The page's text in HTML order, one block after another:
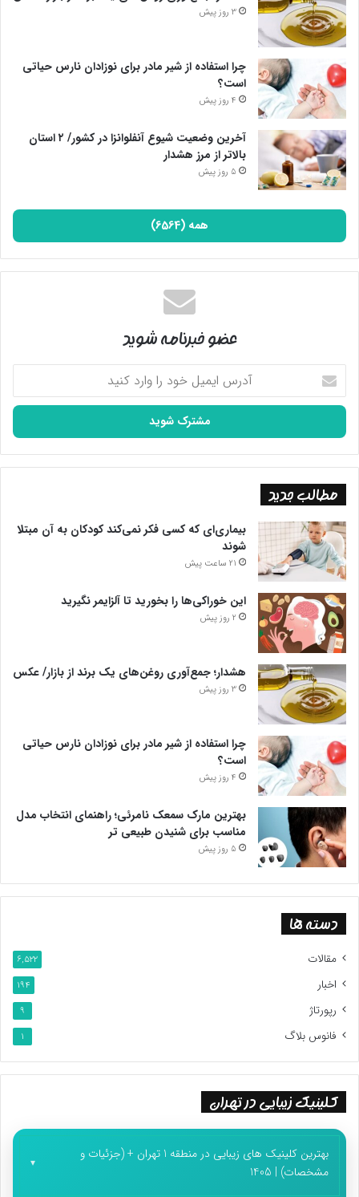
3 روز پیش
چرا استفاده از شیر مادر برای نوزادان نارس حیاتی
است؟
4 روز پیش
آخرین وضعیت شیوع آنفلوانزا در کشور/ ۲ استان
بالاتر از مرز هشدار
5 روز پیش
همه (6564)
عضو خبرنامه شوید
آدرس
ایمیل
خود
وارد
کنید
مطالب جدید
بیماری‌ای که کسی فکر نمی‌کند کودکان به آن مبتلا
شوند
21 ساعت پیش
این خوراکی‌ها را بخورید تا آلزایمر نگیرید
2 روز پیش
هشدار؛ جمع‌آوری روغن‌های یک برند از بازار/ عکس
3 روز پیش
چرا استفاده از شیر مادر برای نوزادان نارس حیاتی
است؟
4 روز پیش
بهترین مارک سمعک نامرئی؛ راهنمای انتخاب مدل
مناسب برای شنیدن طبیعی تر
5 روز پیش
دسته ها
مقالات 6,522
اخبار 194
رپورتاژ 9
فانوس بلاگ 1
کلینیک زیبایی در تهران
بهترین کلینیک های زیبایی در منطقه 1 تهران + (جزئیات و
مشخصات) | 1405